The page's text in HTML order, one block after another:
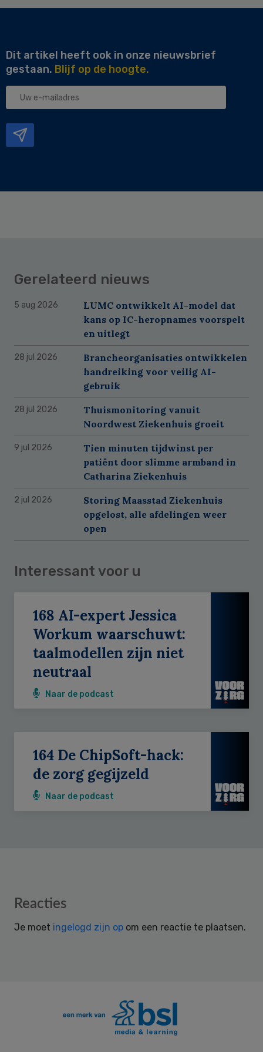
Dit artikel heeft ook in onze nieuwsbrief
gestaan. Blijf op de hoogte.
Uw
Gerelateerd nieuws
5 aug 2026
LUMC ontwikkelt AI-model dat
kans op IC-heropnames voorspelt
en uitlegt
28 jul 2026
Brancheorganisaties ontwikkelen
handreiking voor veilig AI-
gebruik
28 jul 2026
Thuismonitoring vanuit
Noordwest Ziekenhuis groeit
9 jul 2026
Tien minuten tijdwinst per
patiënt door slimme armband in
Catharina Ziekenhuis
2 jul 2026
Storing Maasstad Ziekenhuis
opgelost, alle afdelingen weer
open
Interessant voor u
168 AI-expert Jessica
Workum waarschuwt:
taalmodellen zijn niet
neutraal
Naar de podcast
164 De ChipSoft-hack:
de zorg gegijzeld
Naar de podcast
Reader
Reacties
Je moet ingelogd zijn op om een reactie te plaatsen.